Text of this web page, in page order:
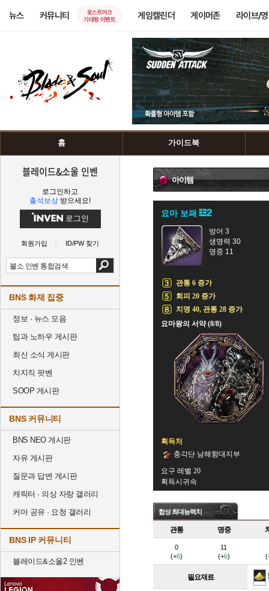
뉴스 커뮤니티
로스트아크
기대평 이벤트
게임캘린더 게이머존 라이브/
홈 가이드북
블레이드&소울 인벤
로그인하고
출석보상 받으세요!
로그인
회원가입 ID/PW 찾기
BNS 화제 집중
정보 · 뉴스 모음
팁과 노하우 게시판
최신 소식 게시판
치지직 팟벤
SOOP 게시판
BNS 커뮤니티
BNS NEO 게시판
자유 게시판
질문과 답변 게시판
캐릭터 · 의상 자랑 갤러리
커마 공유 · 요청 갤러리
BNS IP 커뮤니티
블레이드&소울2 인벤
아이템
요마 보패
방어 3
생명력 30
명중 11
관통 6 증가
회피 20 증가
치명 40, 관통 28 증가
요마왕의 서약 (8/8)
획득처
충각단 남해함대지부
요구 레벨 20
획득시귀속
합성 최대능력치
관통 명중
0
(+6)
11
(+6)
필요재료